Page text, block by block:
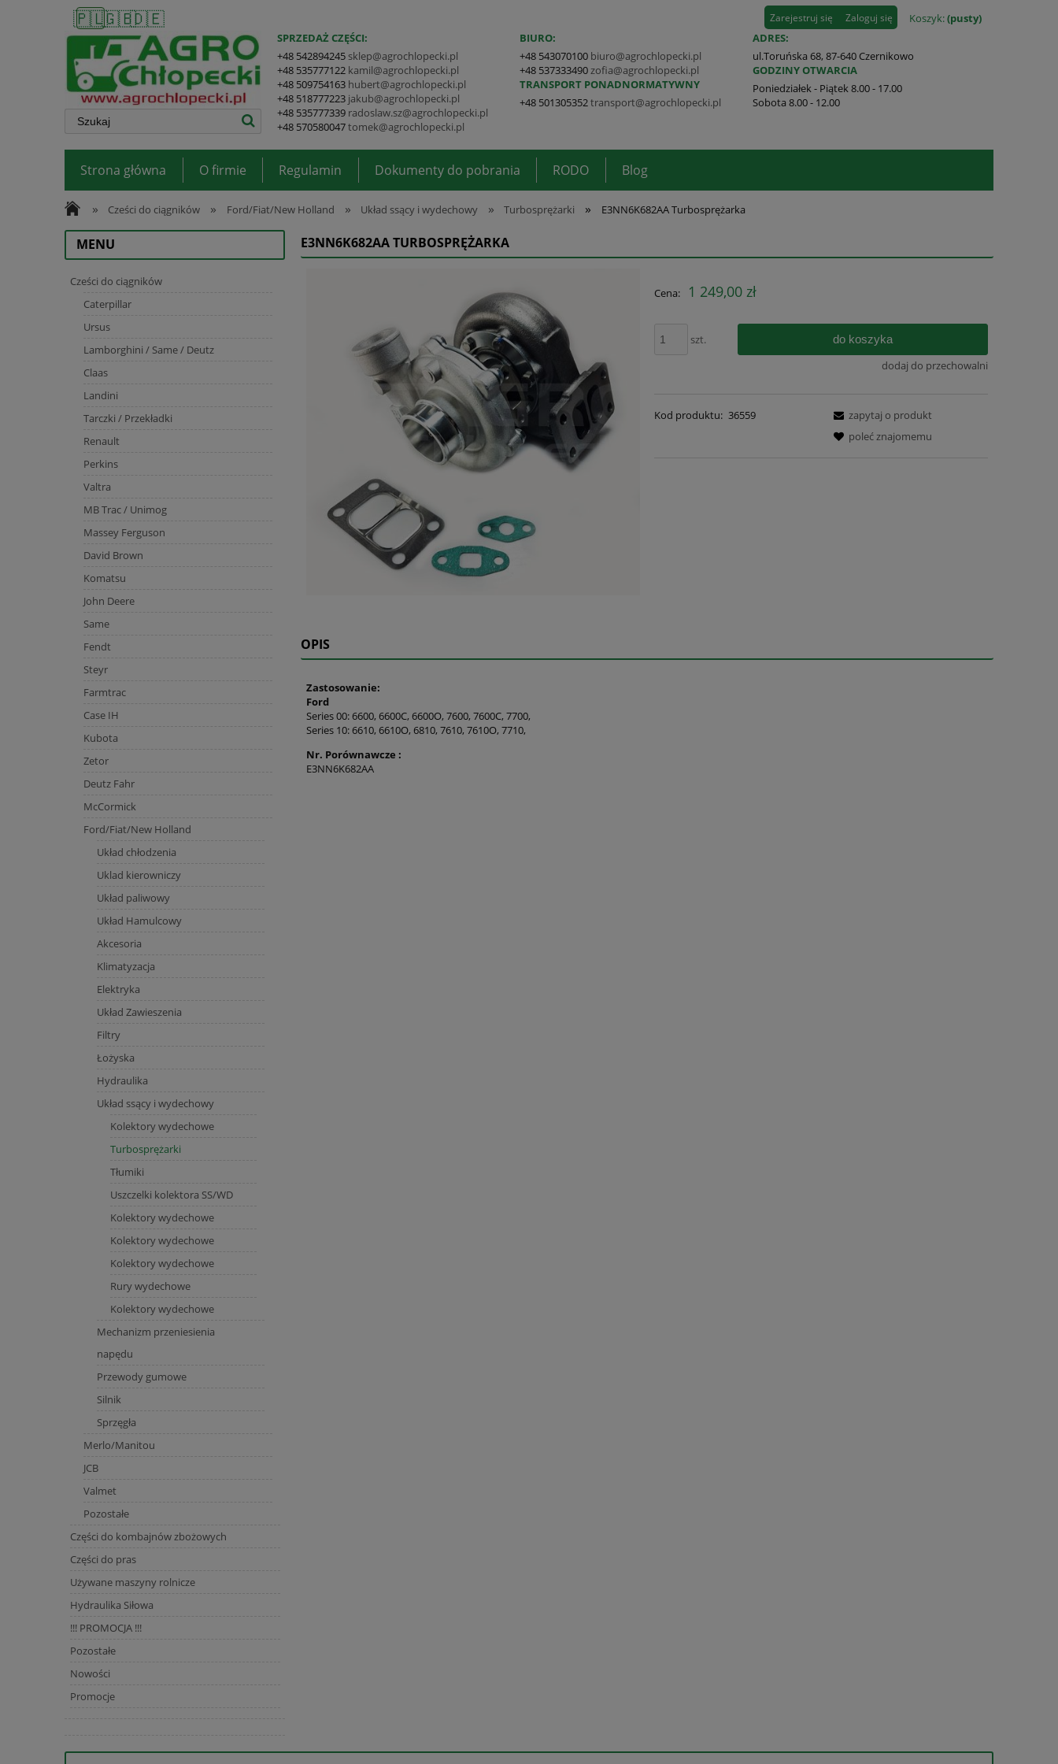
🇵🇱🇬🇧🇩🇪 Koszyk:(pusty)
Zarejestruj się Zaloguj się
SPRZEDAŻ CZĘŚCI:
+48 542894245 sklep@agrochlopecki.pl
+48 535777122 kamil@agrochlopecki.pl
+48 509754163 hubert@agrochlopecki.pl
+48 518777223 jakub@agrochlopecki.pl
+48 535777339 radoslaw.sz@agrochlopecki.pl
+48 570580047tomek@agrochlopecki.pl
BIURO:
+48 543070100 biuro@agrochlopecki.pl
+48 537333490 zofia@agrochlopecki.pl
TRANSPORT PONADNORMATYWNY
+48 501305352transport@agrochlopecki.pl
ADRES:
ul.Toruńska 68, 87-640 Czernikowo
GODZINY OTWARCIA
Poniedziałek - Piątek 8.00 - 17.00
Sobota 8.00 - 12.00
Strona główna O firmie Regulamin Dokumenty do pobrania RODO Blog
» Cześci do ciągników » Ford/Fiat/New Holland » Układ ssący i wydechowy » Turbosprężarki » E3NN6K682AA Turbosprężarka
MENU
Cześci do ciągników
Caterpillar
Ursus
Lamborghini / Same / Deutz
Claas
Landini
Tarczki / Przekładki
Renault
Perkins
Valtra
MB Trac / Unimog
Massey Ferguson
David Brown
Komatsu
John Deere
Same
Fendt
Steyr
Farmtrac
Case IH
Kubota
Zetor
Deutz Fahr
McCormick
Ford/Fiat/New Holland
Układ chłodzenia
Uklad kierowniczy
Układ paliwowy
Układ Hamulcowy
Akcesoria
Klimatyzacja
Elektryka
Układ Zawieszenia
Filtry
Łożyska
Hydraulika
Układ ssący i wydechowy
Kolektory wydechowe
Turbosprężarki
Tłumiki
Uszczelki kolektora SS/WD
Kolektory wydechowe
Kolektory wydechowe
Kolektory wydechowe
Rury wydechowe
Kolektory wydechowe
Mechanizm przeniesienia
napędu
Przewody gumowe
Silnik
Sprzęgła
Merlo/Manitou
JCB
Valmet
Pozostałe
Części do kombajnów zbożowych
Części do pras
Używane maszyny rolnicze
Hydraulika Siłowa
!!! PROMOCJA !!!
Pozostałe
Nowości
Promocje
E3NN6K682AA TURBOSPRĘŻARKA
Cena: 1 249,00 zł
szt. do koszyka
dodaj do przechowalni
Kod produktu: 36559
zapytaj o produkt
poleć znajomemu
OPIS
Zastosowanie:
Ford
Series 00: 6600, 6600C, 6600O, 7600, 7600C, 7700,
Series 10: 6610, 6610O, 6810, 7610, 7610O, 7710,
Nr. Porównawcze :
E3NN6K682AA